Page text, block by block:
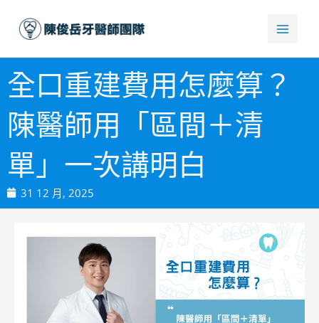
要
容全口重建費用怎麼算？
陳醫師用「區間＋清
單」一次講明白
31 12 月, 2025